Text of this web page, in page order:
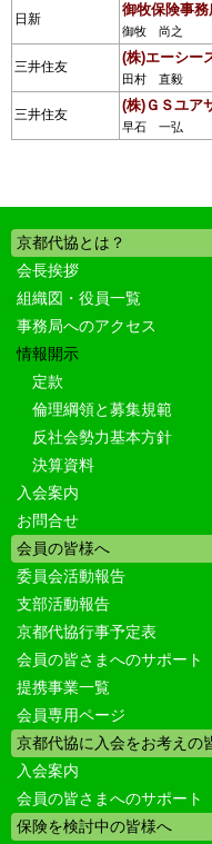
日新
御牧保険事務
御牧 尚之
三井住友
(株)エーシー
田村 直毅
三井住友
(株)ＧＳユア
早石 一弘
京都代協とは？
会長挨拶
組織図・役員一覧
事務局へのアクセス
情報開示
定款
倫理綱領と募集規範
反社会勢力基本方針
決算資料
入会案内
お問合せ
会員の皆様へ
委員会活動報告
支部活動報告
京都代協行事予定表
会員の皆さまへのサポート
提携事業一覧
会員専用ページ
京都代協に入会をお考えの
入会案内
会員の皆さまへのサポート
保険を検討中の皆様へ